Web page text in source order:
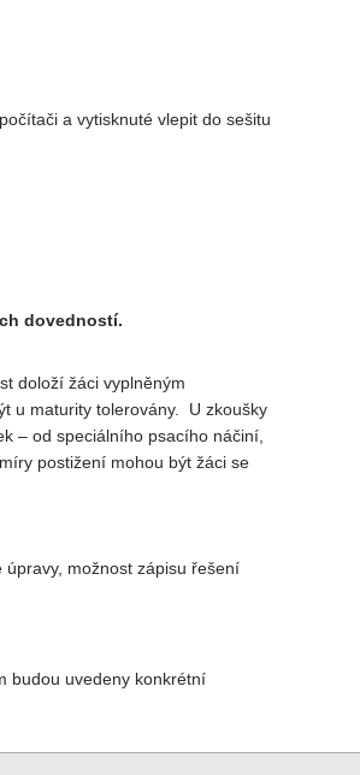
a vytisknuté vlepit do sešitu
dovedností.
doloží žáci vyplněným
u maturity tolerovány. U zkoušky
– od speciálního psacího náčiní,
postižení mohou být žáci se
možnost zápisu řešení
budou uvedeny konkrétní